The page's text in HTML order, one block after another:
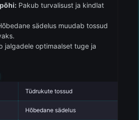
Pakub turvalisust ja kindlat
sädelus muudab tossud
jalgadele optimaalset tuge ja
Tüdrukute tossud
Hõbedane sädelus